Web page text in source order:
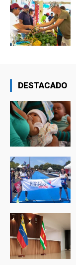
DESTACADO